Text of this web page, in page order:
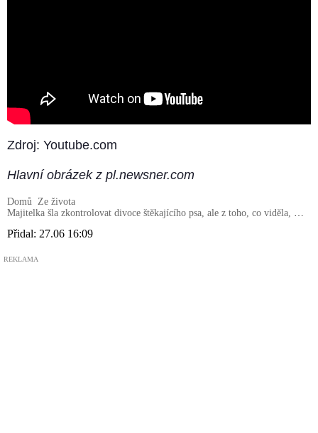
Zdroj: Youtube.com
Hlavní obrázek z pl.newsner.com
Domů Ze života
Majitelka šla zkontrolovat divoce štěkajícího psa, ale z toho, co viděla, jí
Přidal: 27.06 16:09
REKLAMA